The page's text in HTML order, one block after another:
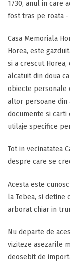
1730, anul in care
fost tras pe roata -
Casa Memoriala
Horea, este
si a crescut
alcatuit din doua
obiecte personale
altor persoane din
documente si
utilaje specifice
Tot in vecinatatea
despre care se
Acesta este
la Tebea, si detine
arborat chiar in
Nu departe de
viziteze asezarile
deosebit de